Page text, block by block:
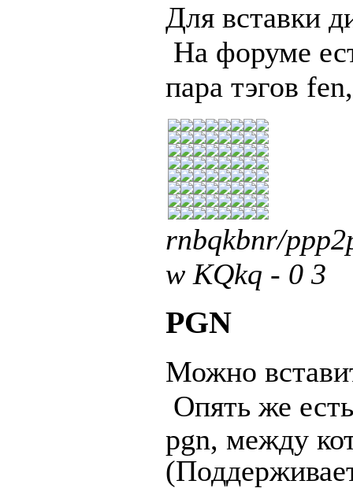
Для вставки
На форуме
пара тэгов
rnbqkbnr/
w KQkq - 0 3
PGN
Можно
Опять же
pgn, между
(